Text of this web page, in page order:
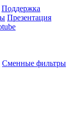
Поддержка
Презентация
Сменные фильтры